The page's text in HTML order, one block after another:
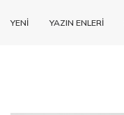
YENİ YAZIN ENLERİ